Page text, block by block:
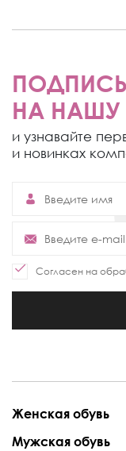
НА
и узнавайте
и новинках
Согласен на
Женская обувь
Мужская обувь